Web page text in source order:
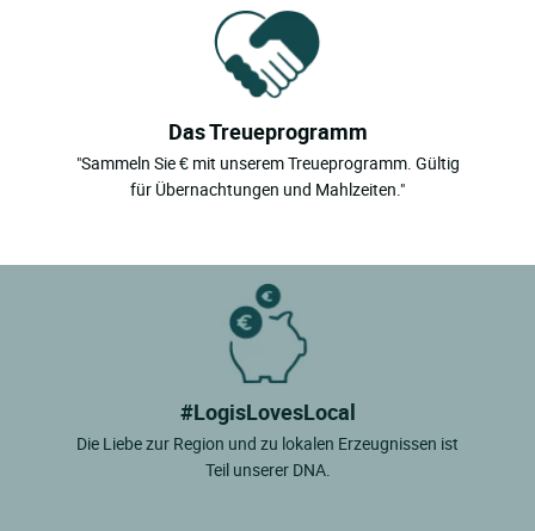
Das Treueprogramm
"Sammeln Sie € mit unserem Treueprogramm. Gültig
für Übernachtungen und Mahlzeiten."
#LogisLovesLocal
Die Liebe zur Region und zu lokalen Erzeugnissen ist
Teil unserer DNA.